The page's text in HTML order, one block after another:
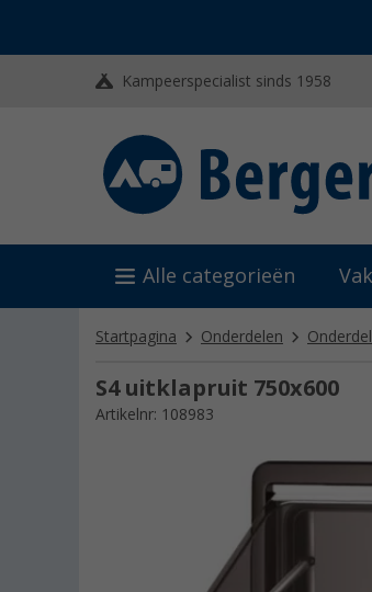
Kampeerspecialist sinds 1958
Alle categorieën
Startpagina Onderdelen
S4 uitklapruit 750x600
Artikelnr: 108983